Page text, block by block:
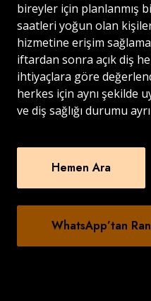
bireyler için planlanmış
saatleri yoğun olan
hizmetine erişim
iftardan sonra açık diş
ihtiyaçlara göre
herkes için aynı şekilde
ve diş sağlığı durumu ayrı
Hemen Ara
WhatsApp’tan